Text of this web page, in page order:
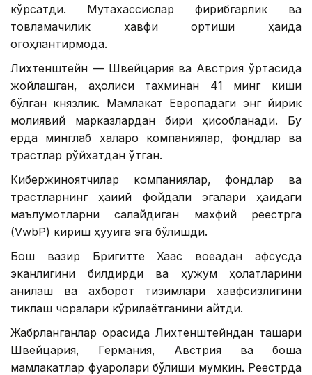
кўрсатди. Мутахассислар фирибгарлик ва
товламачилик хавфи ортиши ҳақида
огоҳлантирмоқда.
Лихтенштейн — Швейцария ва Австрия ўртасида
жойлашган, аҳолиси тахминан 41 минг киши
бўлган князлик. Мамлакат Европадаги энг йирик
молиявий марказлардан бири ҳисобланади. Бу
ерда минглаб халқаро компаниялар, фондлар ва
трастлар рўйхатдан ўтган.
Кибержиноятчилар компаниялар, фондлар ва
трастларнинг ҳақиқий фойдали эгалари ҳақидаги
маълумотларни сақлайдиган махфий реестрга
(VwbP) кириш ҳуқуқига эга бўлишди.
Бош вазир Бригитте Хаас воқеадан афсусда
эканлигини билдирди ва ҳужум ҳолатларини
аниқлаш ва ахборот тизимлари хавфсизлигини
тиклаш чоралари кўрилаётганини айтди.
Жабрланганлар орасида Лихтенштейндан ташқари
Швейцария, Германия, Австрия ва бошқа
мамлакатлар фуқаролари бўлиши мумкин. Реестрда